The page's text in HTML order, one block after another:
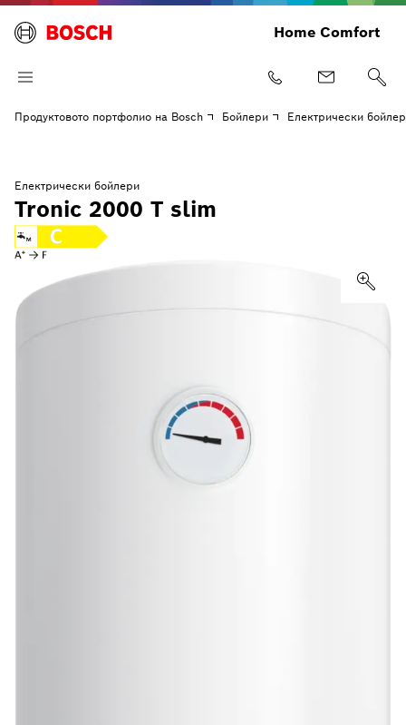
Home Comfort
Продуктовото портфолио на Bosch Бойлери Електрически
Електрически бойлери
Tronic 2000 T slim